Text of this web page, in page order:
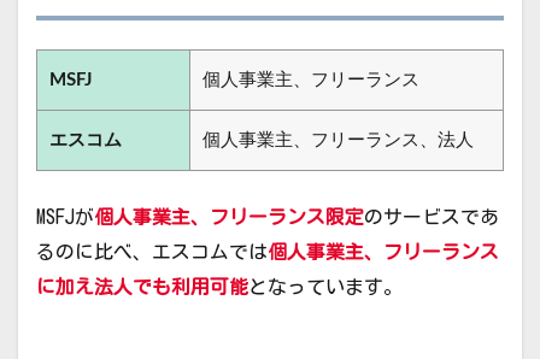
MSFJ 個人事業主、フリーランス
エスコム 個人事業主、フリーランス、法人
MSFJが個人事業主、フリーランス限定のサービスであ
るのに比べ、エスコムでは個人事業主、フリーランス
に加え法人でも利用可能となっています。